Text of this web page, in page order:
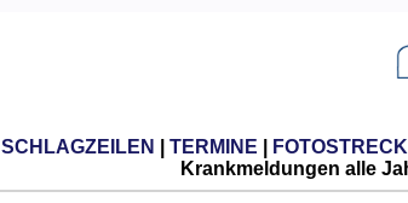
SCHLAGZEILEN TERMINE
Krankmeldungen alle